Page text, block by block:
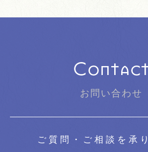
お問い合わせ
ご質問・ご相談を承